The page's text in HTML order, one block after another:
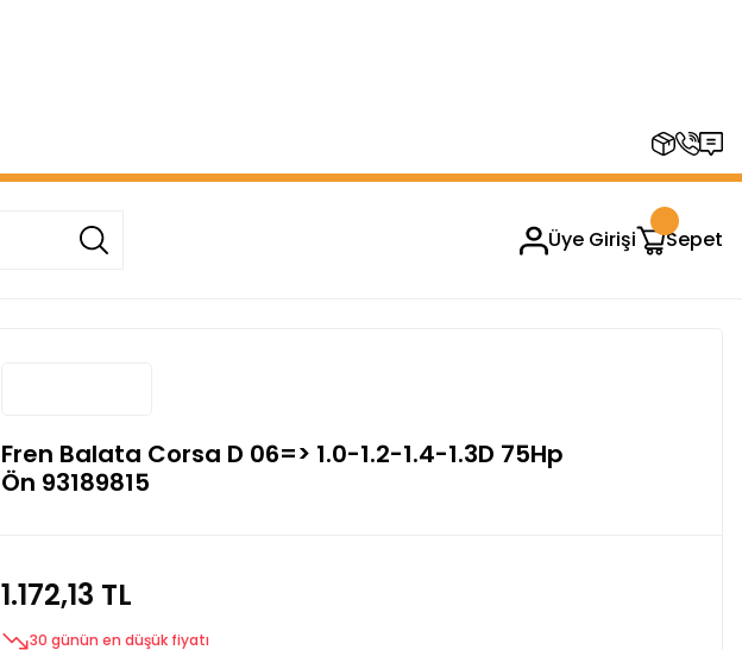
Üye Girişi Sepet
Fren Balata Corsa D 06=> 1.0-1.2-1.4-1.3D 75Hp
Ön 93189815
1.172,13 TL
30 günün en düşük fiyatı